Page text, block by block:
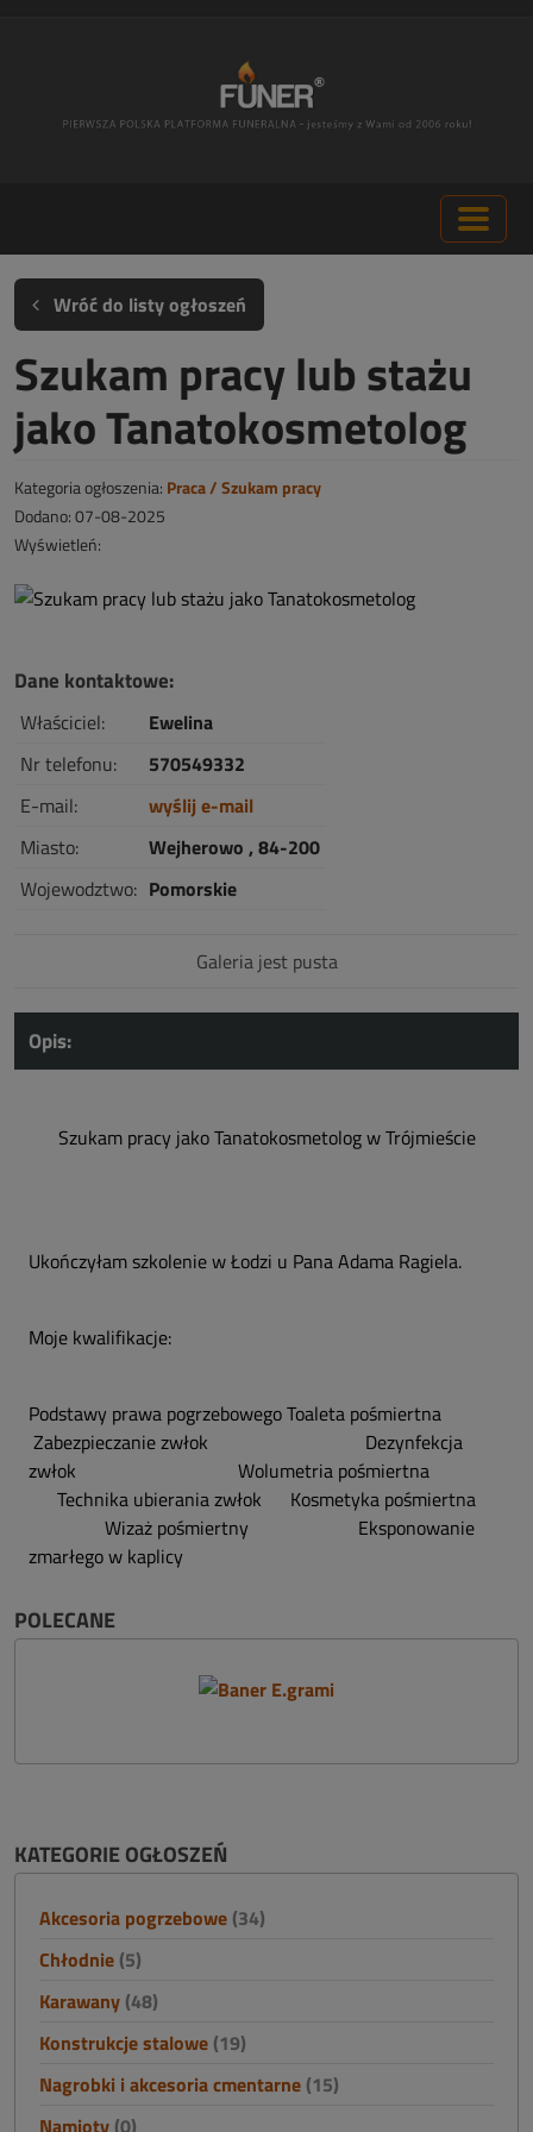
Wróć do listy ogłoszeń
Szukam pracy lub stażu
jako Tanatokosmetolog
Kategoria ogłoszenia: Praca / Szukam pracy
Dodano: 07-08-2025
Wyświetleń:
Dane kontaktowe:
Właściciel:
Ewelina
Nr telefonu:
570549332
E-mail:
wyślij e-mail
Miasto:
Wejherowo , 84-200
Wojewodztwo: Pomorskie
Galeria jest pusta
Opis:
Szukam pracy jako Tanatokosmetolog w Trójmieście
Ukończyłam szkolenie w Łodzi u Pana Adama Ragiela.
Moje kwalifikacje:
Podstawy prawa pogrzebowego Toaleta pośmiertna
Zabezpieczanie zwłok Dezynfekcja
zwłok Wolumetria pośmiertna
Technika ubierania zwłok Kosmetyka pośmiertna
Wizaż pośmiertny Eksponowanie
zmarłego w kaplicy
POLECANE
KATEGORIE OGŁOSZEŃ
Akcesoria pogrzebowe (34)
Chłodnie (5)
Karawany (48)
Konstrukcje stalowe (19)
Nagrobki i akcesoria cmentarne (15)
Namioty (0)